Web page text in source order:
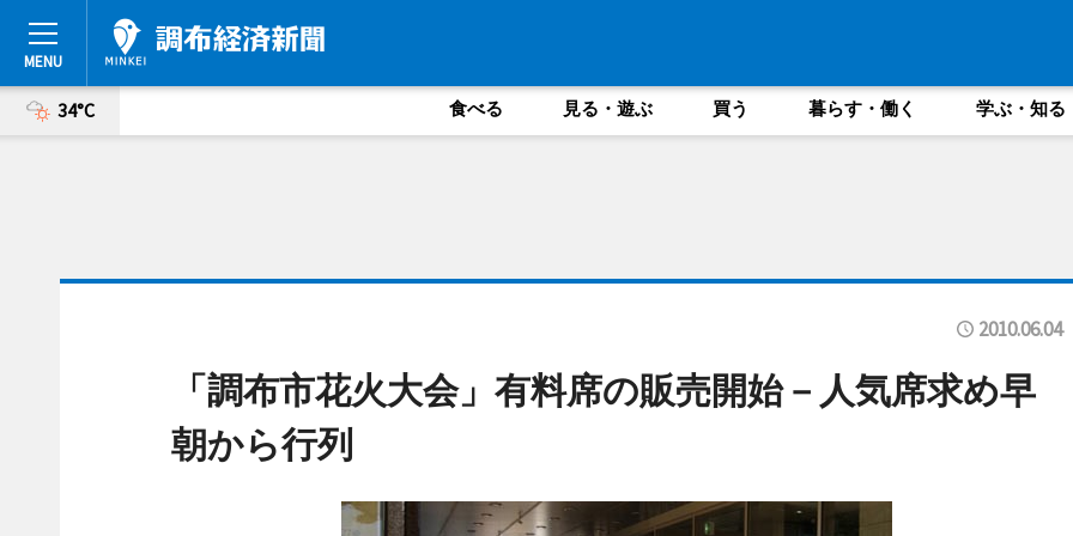
34°C 食べる 見る・遊ぶ 買う 暮らす・働く 学ぶ・知る
2010.06.04
「調布市花火大会」有料席の販売開始－人気席求め早
朝から行列